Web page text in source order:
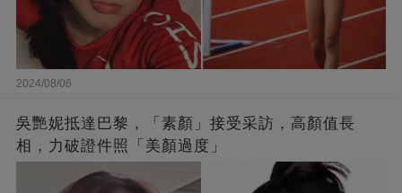
2024/08/06
吳艷妮抵達巴黎，「素顏」接受采訪，高顏值長
相，力破證件照「美顏過度」